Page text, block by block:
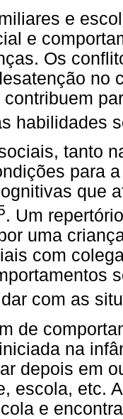
e
e
Os
no
habilidades
tanto
para
que
. Um
uma
com
com as
de
na
depois em
escola, etc.
e